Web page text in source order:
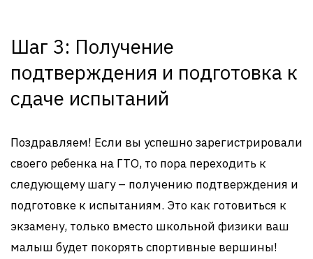
Шаг 3: Получение
подтверждения и подготовка к
сдаче испытаний
Поздравляем! Если вы успешно зарегистрировали
своего ребенка на ГТО, то пора переходить к
следующему шагу – получению подтверждения и
подготовке к испытаниям. Это как готовиться к
экзамену, только вместо школьной физики ваш
малыш будет покорять спортивные вершины!